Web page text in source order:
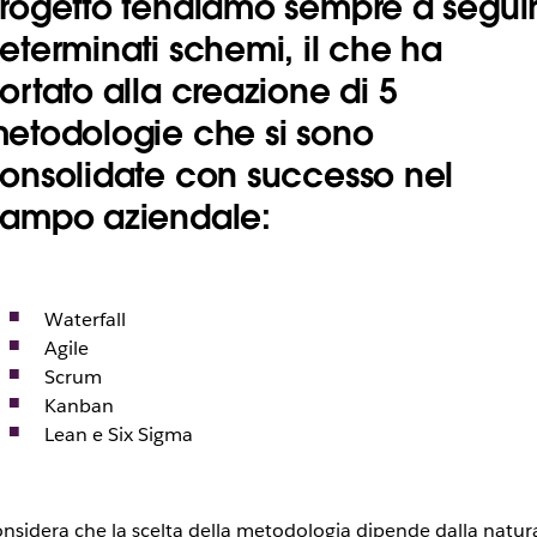
schemi, il che ha
alla creazione di 5
che si sono
con successo nel
aziendale:
Waterfall
Agile
Scrum
Kanban
Lean e Six Sigma
che la scelta della metodologia dipende dalla